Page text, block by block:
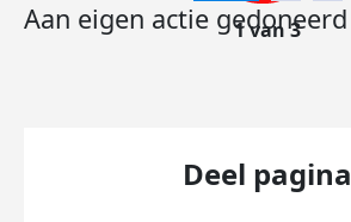
Aan eigen actie gedoneerd
1 van 3
Deel pagina